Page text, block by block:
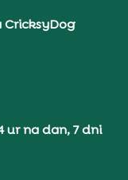
CricksyDog
ur na dan, 7 dni